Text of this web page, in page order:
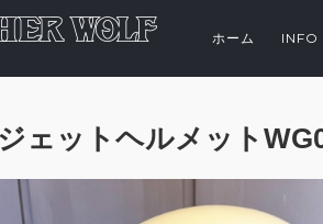
ホーム INFO
ェットヘルメット